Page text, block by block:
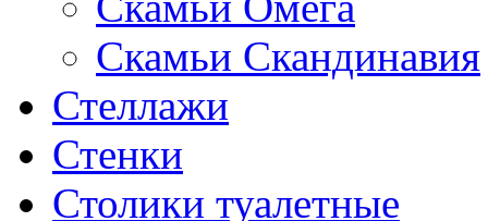
Скамьи Скандинавия
Стеллажи
Стенки
Столики туалетные